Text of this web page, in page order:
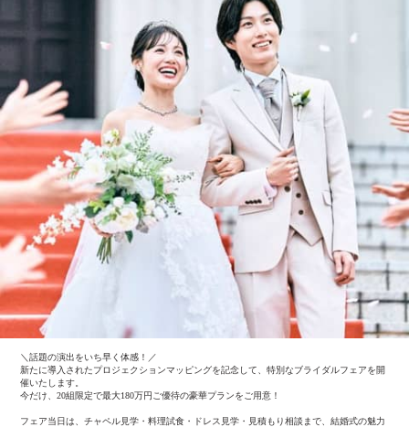
＼話題の演出をいち早く体感！／
新たに導入されたプロジェクションマッピングを記念して、特別なブライダルフェアを開
催いたします。
今だけ、20組限定で最大180万円ご優待の豪華プランをご用意！
フェア当日は、チャペル見学・料理試食・ドレス見学・見積もり相談まで、結婚式の魅力